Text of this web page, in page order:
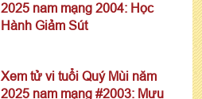
2025 nam mạng 2004: Học
Hành Giảm Sút
Xem tử vi tuổi Quý Mùi năm
2025 nam mạng #2003: Mưu